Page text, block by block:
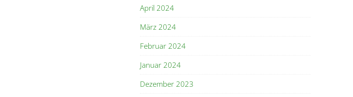
April 2024
März 2024
Februar 2024
Januar 2024
Dezember 2023